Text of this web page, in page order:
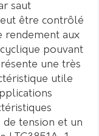
saut
être contrôlé
rendement aux
pouvant
une très
utile
tension et un